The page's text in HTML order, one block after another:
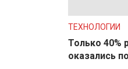
ТЕХНОЛОГИИ
Только 40%
оказались